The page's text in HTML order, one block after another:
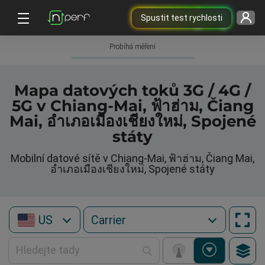
Spustit test rychlosti
Probíhá měření
Mapa datových toků 3G / 4G /
5G v Chiang-Mai, ฟ้าฮ่าม, Čiang
Mai, อำเภอเมืองเชียงใหม่, Spojené
státy
Mobilní datové sítě v Chiang-Mai, ฟ้าฮ่าม, Čiang Mai,
อำเภอเมืองเชียงใหม่, Spojené státy
US